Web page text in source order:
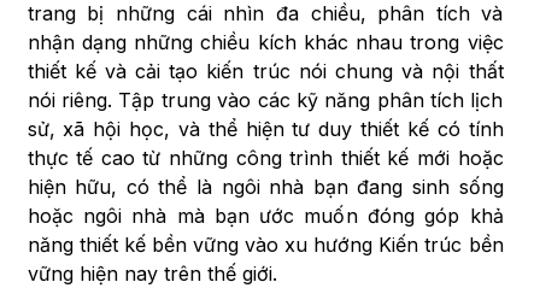
trang bị những cái nhìn đa chiều, phân tích và
nhận dạng những chiều kích khác nhau trong việc
thiết kế và cải tạo kiến trúc nói chung và nội thất
nói riêng. Tập trung vào các kỹ năng phân tích lịch
sử, xã hội học, và thể hiện tư duy thiết kế có tính
thực tế cao từ những công trình thiết kế mới hoặc
hiện hữu, có thể là ngôi nhà bạn đang sinh sống
hoặc ngôi nhà mà bạn ước muốn đóng góp khả
năng thiết kế bền vững vào xu hướng Kiến trúc bền
vững hiện nay trên thế giới.